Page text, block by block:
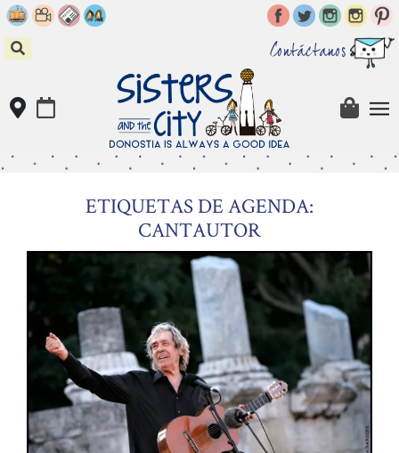
Skip
to
content
Contáctanos
ETIQUETAS DE AGENDA:
CANTAUTOR